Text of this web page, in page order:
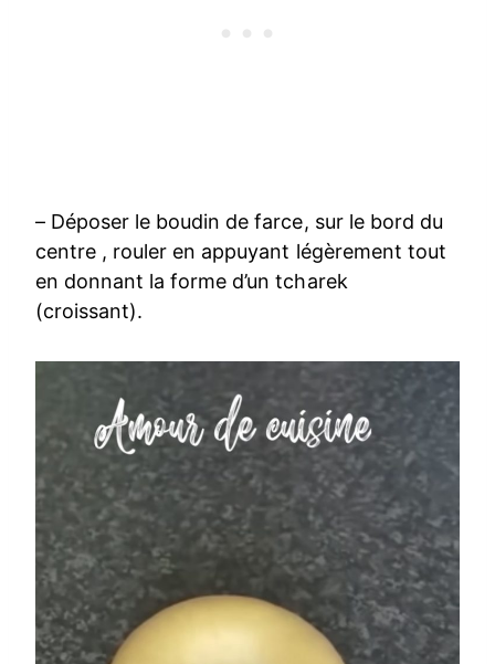
– Déposer le boudin de farce, sur le bord du
centre , rouler en appuyant légèrement tout
en donnant la forme d’un tcharek
(croissant).